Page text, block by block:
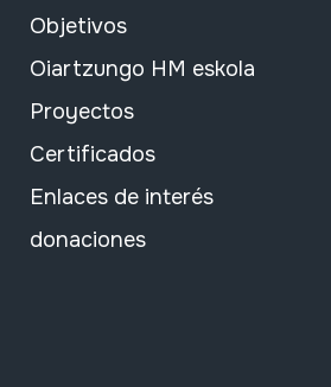
Objetivos
Oiartzungo HM eskola
Proyectos
Certificados
Enlaces de interés
donaciones